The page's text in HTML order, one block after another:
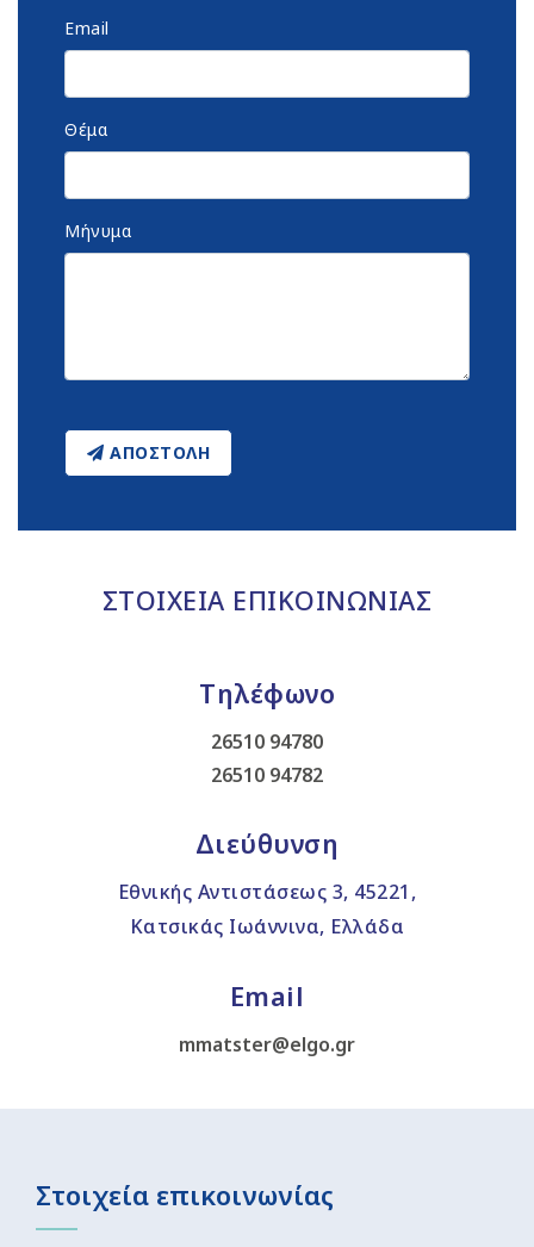
Email
Θέμα
Μήνυμα
ΑΠΟΣΤΟΛΗ
ΣΤΟΙΧΕΙΑ ΕΠΙΚΟΙΝΩΝΙΑΣ
Τηλέφωνο
26510 94780
26510 94782
Διεύθυνση
Εθνικής Αντιστάσεως 3, 45221,
Κατσικάς Ιωάννινα, Ελλάδα
Email
mmatster@elgo.gr
Στοιχεία επικοινωνίας